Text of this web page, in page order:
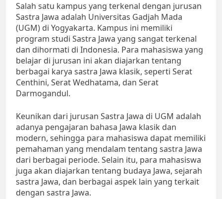
Salah satu kampus yang terkenal dengan jurusan
Sastra Jawa adalah Universitas Gadjah Mada
(UGM) di Yogyakarta. Kampus ini memiliki
program studi Sastra Jawa yang sangat terkenal
dan dihormati di Indonesia. Para mahasiswa yang
belajar di jurusan ini akan diajarkan tentang
berbagai karya sastra Jawa klasik, seperti Serat
Centhini, Serat Wedhatama, dan Serat
Darmogandul.
Keunikan dari jurusan Sastra Jawa di UGM adalah
adanya pengajaran bahasa Jawa klasik dan
modern, sehingga para mahasiswa dapat memiliki
pemahaman yang mendalam tentang sastra Jawa
dari berbagai periode. Selain itu, para mahasiswa
juga akan diajarkan tentang budaya Jawa, sejarah
sastra Jawa, dan berbagai aspek lain yang terkait
dengan sastra Jawa.